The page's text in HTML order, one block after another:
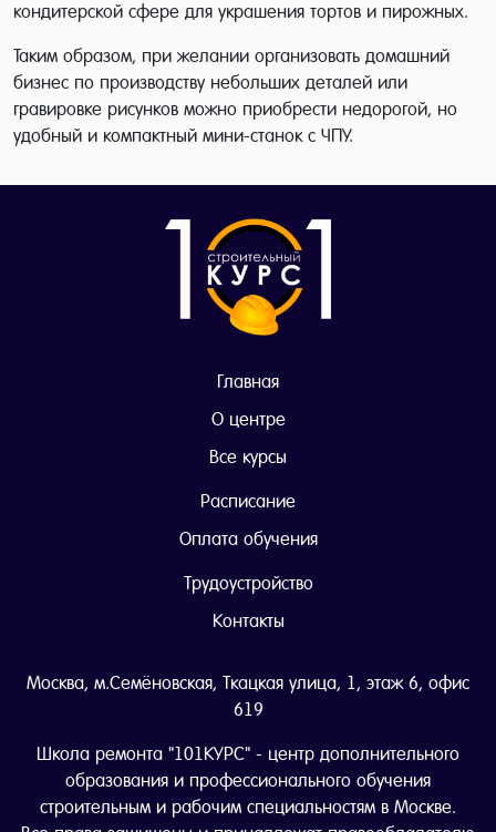
кондитерской сфере для украшения тортов и пирожных.
Таким образом, при желании организовать домашний
бизнес по производству небольших деталей или
гравировке рисунков можно приобрести недорогой, но
удобный и компактный мини-станок с ЧПУ.
Главная
О центре
Все курсы
Расписание
Оплата обучения
Трудоустройство
Контакты
Москва, м.Семёновская, Ткацкая улица, 1, этаж 6, офис
619
Школа ремонта "101КУРС" - центр дополнительного
образования и профессионального обучения
строительным и рабочим специальностям в Москве.